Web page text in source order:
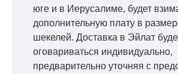
юге и в Иерусалиме, будет
дополнительную плату в
шекелей. Доставка в Эйлат
оговариваться индивидуально,
предварительно уточняя с